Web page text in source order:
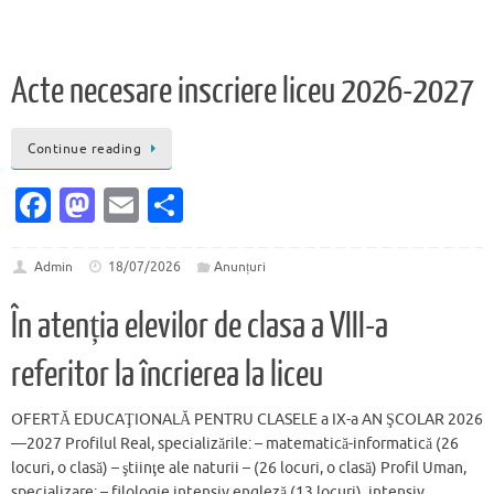
Acte necesare inscriere liceu 2026-2027
Continue reading
Fa
e
b
o
o
k
M
to
d
o
n
E
ai
l
ta
je
az
ă
Admin 18/07/2026 Anunțuri
În atenția elevilor de clasa a VIII-a
referitor la încrierea la liceu
OFERTĂ EDUCAŢIONALĂ PENTRU CLASELE a IX-a AN ŞCOLAR 2026
—2027 Profilul Real, specializările: – matematică-informatică (26
locuri, o clasă) – ştiinţe ale naturii – (26 locuri, o clasă) Profil Uman,